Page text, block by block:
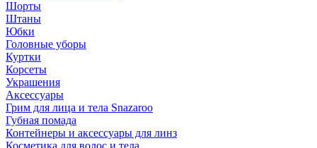
Шорты
Штаны
Юбки
Головные уборы
Куртки
Корсеты
Украшения
Аксессуары
Грим для лица и тела Snazaroo
Губная помада
Контейнеры и аксессуары для линз
Косметика для волос и тела